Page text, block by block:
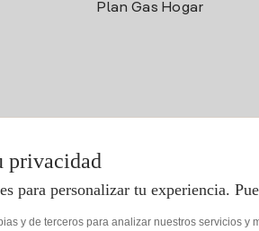
Plan Gas Hogar
privacidad
para personalizar tu experiencia.
y de terceros para analizar nuestros servicios